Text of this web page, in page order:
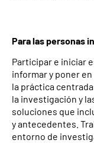
Para las personas
Participar e iniciar
informar y poner
la práctica
la investigación y
soluciones que
y antecedentes.
entorno de